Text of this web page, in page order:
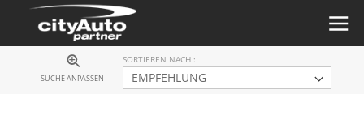
SUCHE ANPASSEN
SORTIEREN NACH